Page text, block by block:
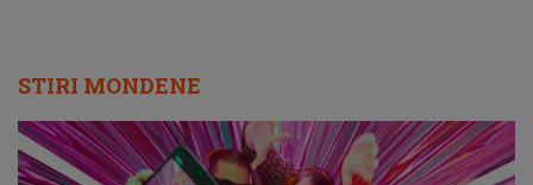
STIRI MONDENE